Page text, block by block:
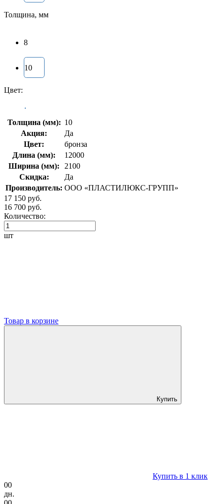
Толщина, мм
8
10
Цвет:
Толщина (мм): 10
Акция:
Да
Цвет:
бронза
Длина (мм):
12000
Ширина (мм):
2100
Скидка:
Да
Производитель: ООО «ПЛАСТИЛЮКС-ГРУПП»
17 150 руб.
16 700 руб.
Количество:
шт
Товар в корзине
Купить
Купить в 1 клик
00
дн.